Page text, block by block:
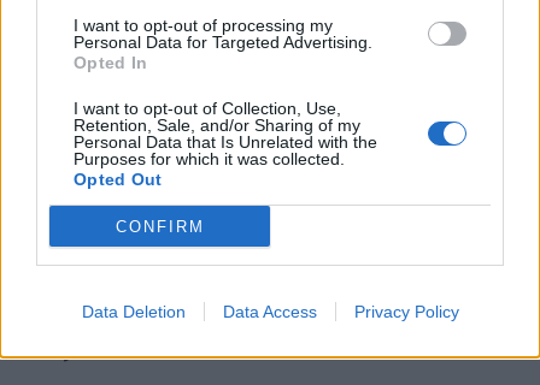
I want to opt-out of processing my
Personal Data for Targeted Advertising.
Opted In
I want to opt-out of Collection, Use,
Retention, Sale, and/or Sharing of my
Personal Data that Is Unrelated with the
Purposes for which it was collected.
Opted Out
CONFIRM
Data Deletion Data Access Privacy Policy
at nogle ruter må sløjfes helt - mens andre ruter
måske får færre afgange, skriver mediet.
Aktuelt
Shopping
Mad & drikke